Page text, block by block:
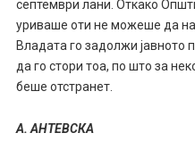
септември лани. Откако
уриваше оти не можеше да
Владата го задолжи јавното
да го стори тоа, по што за
беше отстранет.
А. АНТЕВСКА